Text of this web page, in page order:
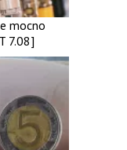
mocno
7.08]